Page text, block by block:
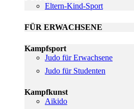
Eltern-Kind-Sport
FÜR ERWACHSENE
Kampfsport
Judo für Erwachsene
Judo für Studenten
Kampfkunst
Aikido